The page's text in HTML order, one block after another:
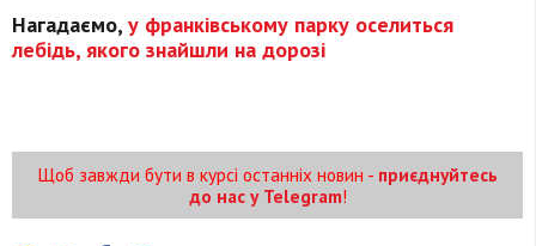
Нагадаємо, у франківському парку оселиться
лебідь, якого знайшли на дорозі
Щоб завжди бути в курсі останніх новин - приєднуйтесь
до нас у Telegram!